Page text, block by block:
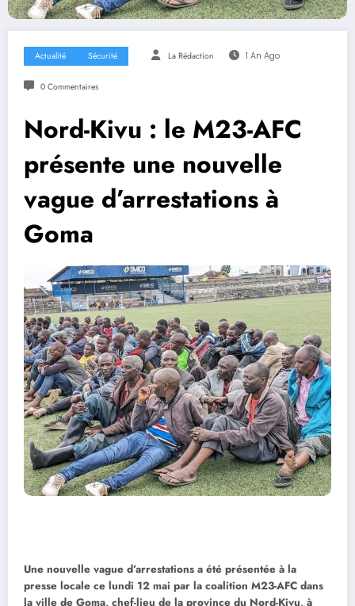
Actualité Sécurité La Rédaction 1 An Ago
0 Commentaires
Nord-Kivu : le M23-AFC
présente une nouvelle
vague d’arrestations à
Goma
Une nouvelle vague d’arrestations a été présentée à la
presse locale ce lundi 12 mai par la coalition M23-AFC dans
la ville de Goma, chef-lieu de la province du Nord-Kivu, à